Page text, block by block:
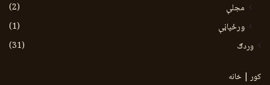
مجلې
(2)
ورځپاڼې
(1)
وردګ
(31)
کور | خانه